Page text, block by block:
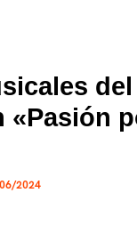
del
«Pasión
2024